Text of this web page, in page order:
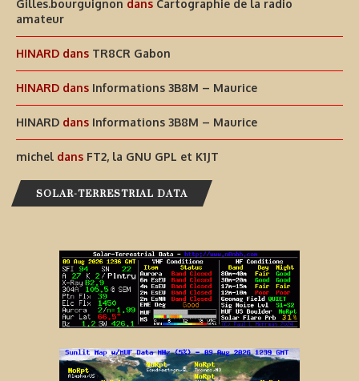
Gilles.bourguignon dans Cartographie de la radio
amateur
HINARD dans TR8CR Gabon
HINARD dans Informations 3B8M – Maurice
HINARD dans Informations 3B8M – Maurice
michel dans FT2, la GNU GPL et K1JT
SOLAR-TERRESTRIAL DATA